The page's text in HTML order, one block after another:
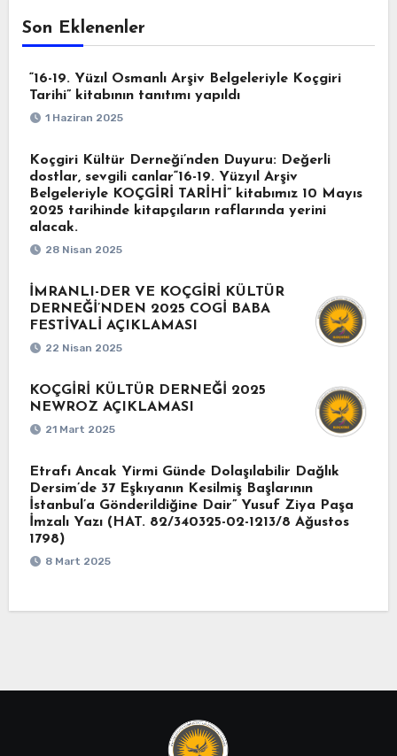
Son Eklenenler
“16-19. Yüzıl Osmanlı Arşiv Belgeleriyle Koçgiri
Tarihi” kitabının tanıtımı yapıldı
1 Haziran 2025
Koçgiri Kültür Derneği’nden Duyuru: Değerli
dostlar, sevgili canlar“16-19. Yüzyıl Arşiv
Belgeleriyle KOÇGİRİ TARİHİ” kitabımız 10 Mayıs
2025 tarihinde kitapçıların raflarında yerini
alacak.
28 Nisan 2025
İMRANLI-DER VE KOÇGİRİ KÜLTÜR
DERNEĞİ’NDEN 2025 COGİ BABA
FESTİVALİ AÇIKLAMASI
22 Nisan 2025
KOÇGİRİ KÜLTÜR DERNEĞİ 2025
NEWROZ AÇIKLAMASI
21 Mart 2025
Etrafı Ancak Yirmi Günde Dolaşılabilir Dağlık
Dersim’de 37 Eşkıyanın Kesilmiş Başlarının
İstanbul’a Gönderildiğine Dair” Yusuf Ziya Paşa
İmzalı Yazı (HAT. 82/340325-02-1213/8 Ağustos
1798)
8 Mart 2025